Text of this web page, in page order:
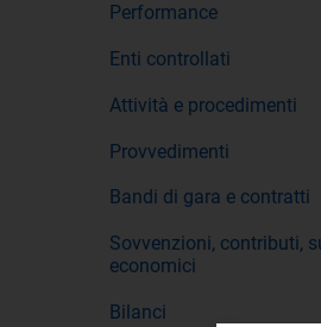
Performance
Enti controllati
Attività e procedimenti
Provvedimenti
Bandi di gara e contratti
Sovvenzioni, contributi,
economici
Bilanci